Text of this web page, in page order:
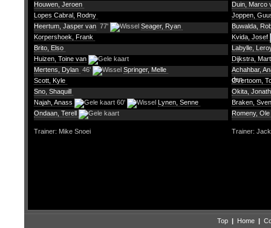
Houwen, Jeroen
Lopes Cabral, Rodny
Heertum, Jasper van 77'
Seager, Ryan
Korpershoek, Frank
Brito, Elso
Huizen, Toine van
Mertens, Dylan 46'
Springer, Melle
Scott, Kyle
Sno, Shaquill
Najah, Anass
60'
Lynen, Senne
Ondaan, Terell
Duin, Marco
Joppen,
Buwalda,
Kvida, Josef
Labylle,
Dijkstra,
Achahbar,
den
Overtoom,
Okita,
Braken,
Romeny, Ole
Trainer: Mike Snoei Trainer:
Top | Home |